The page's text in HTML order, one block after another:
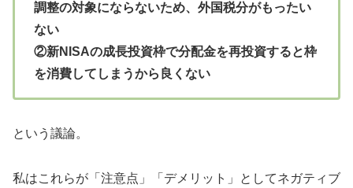
調整の対象にならないため、外国税分がもったい
ない
②新NISAの成長投資枠で分配金を再投資すると枠
を消費してしまうから良くない
という議論。
私はこれらが「注意点」「デメリット」としてネガティブ